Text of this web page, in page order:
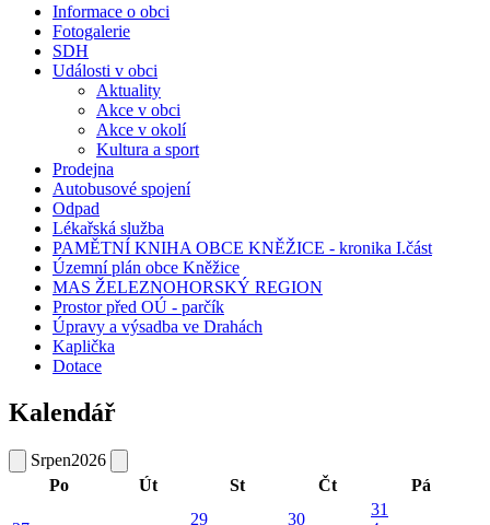
Informace o obci
Fotogalerie
SDH
Události v obci
Aktuality
Akce v obci
Akce v okolí
Kultura a sport
Prodejna
Autobusové spojení
Odpad
Lékařská služba
PAMĚTNÍ KNIHA OBCE KNĚŽICE - kronika I.část
Územní plán obce Kněžice
MAS ŽELEZNOHORSKÝ REGION
Prostor před OÚ - parčík
Úpravy a výsadba ve Drahách
Kaplička
Dotace
Kalendář
Srpen2026
Po
Út St Čt Pá
29
30
31